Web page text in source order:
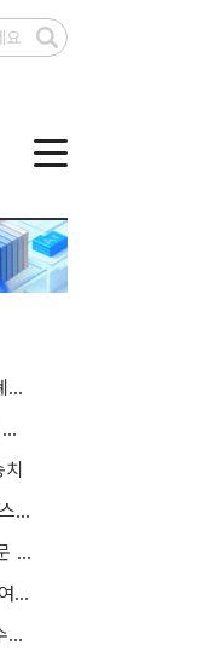
검사는 조언만 하라는 대통령…검찰청 폐지 앞둔 합수본 '딜레마'
고 채상병 어머니 "누가 마음 놓고 군대 보내겠나"…임성근 징역 3년에 분통
[르포] 선풍기 하나 없는 39도 비닐하우스…이주노동자의 '악몽같은 폭염'
"친구 잃은 느낌이었는데"…22일 만에 문 연 홈플러스 가보니[TF현장]
쉴 틈 없이 돌아가는 에어컨…전기화재 여름철에 몰린다
[오늘의 날씨] 극한 폭염 상한가 쳤나…수도권 소나기, 동해안에 폭우